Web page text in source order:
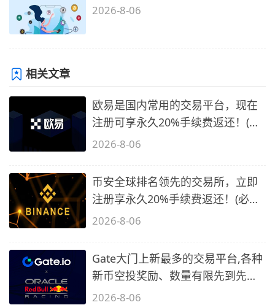
2026-8-06
相关文章
欧易是国内常用的交易平台，现在
注册可享永久20%手续费返还！(必
备1)
2026-8-06
币安全球排名领先的交易所，立即
注册享永久20%手续费返还！(必备
2)
2026-8-06
Gate大门上新最多的交易平台,各种
新币空投奖励、数量有限先到先
得…
2026-8-06